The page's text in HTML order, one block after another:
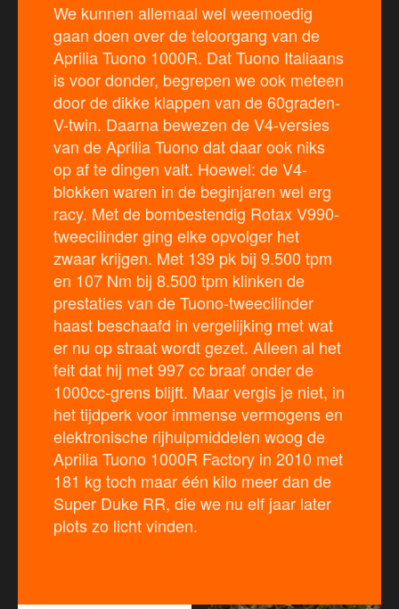
We kunnen allemaal wel weemoedig
gaan doen over de teloorgang van de
Aprilia Tuono 1000R. Dat Tuono Italiaans
is voor donder, begrepen we ook meteen
door de dikke klappen van de 60graden-
V-twin. Daarna bewezen de V4-versies
van de Aprilia Tuono dat daar ook niks
op af te dingen valt. Hoewel: de V4-
blokken waren in de beginjaren wel erg
racy. Met de bombestendig Rotax V990-
tweecilinder ging elke opvolger het
zwaar krijgen. Met 139 pk bij 9.500 tpm
en 107 Nm bij 8.500 tpm klinken de
prestaties van de Tuono-tweecilinder
haast beschaafd in vergelijking met wat
er nu op straat wordt gezet. Alleen al het
feit dat hij met 997 cc braaf onder de
1000cc-grens blijft. Maar vergis je niet, in
het tijdperk voor immense vermogens en
elektronische rijhulpmiddelen woog de
Aprilia Tuono 1000R Factory in 2010 met
181 kg toch maar één kilo meer dan de
Super Duke RR, die we nu elf jaar later
plots zo licht vinden.